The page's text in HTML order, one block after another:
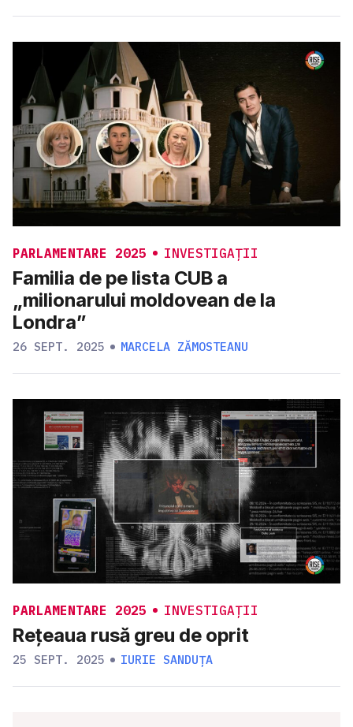
PARLAMENTARE 2025 INVESTIGAȚII
Familia de pe lista CUB a
„milionarului moldovean de la
Londra”
26 SEPT. 2025 MARCELA ZĂMOSTEANU
PARLAMENTARE 2025 INVESTIGAȚII
Rețeaua rusă greu de oprit
25 SEPT. 2025 IURIE SANDUȚA